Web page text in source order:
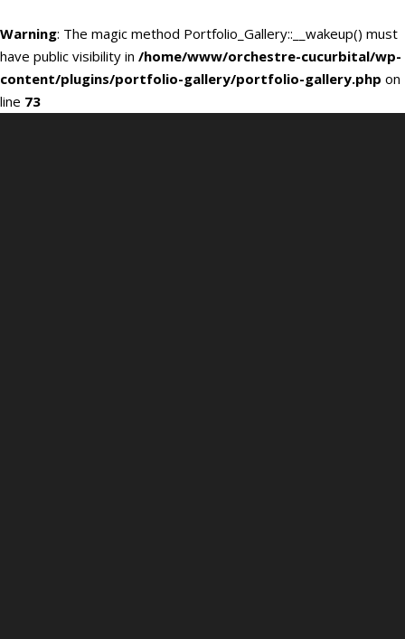
Warning: The magic method Portfolio_Gallery::__wakeup() must
have public visibility in /home/www/orchestre-cucurbital/wp-
content/plugins/portfolio-gallery/portfolio-gallery.php on
line 73